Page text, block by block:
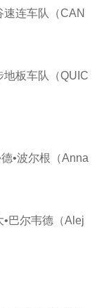
连车队（CAN
板车队（QUIC
•波尔根（Anna
巴尔韦德（Alej